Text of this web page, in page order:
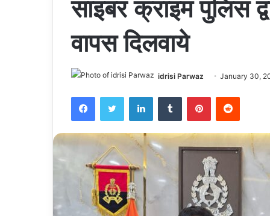
साइबर क्राइम पुलिस
वापस दिलवाये
idrisi Parwaz January 30,